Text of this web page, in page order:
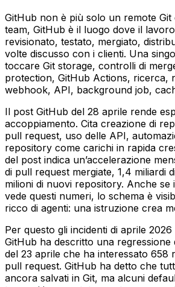
GitHub non è più solo un remote Git
team, GitHub è il luogo dove il
revisionato, testato, mergiato,
volte discusso con i clienti. Una
toccare Git storage, controlli di
protection, GitHub Actions, ricerca,
webhook, API, background job,
Il post GitHub del 28 aprile rende
accoppiamento. Cita creazione di
pull request, uso delle API,
repository come carichi in rapida
del post indica un’accelerazione
di pull request mergiate, 1,4 miliardi
milioni di nuovi repository. Anche se
vede questi numeri, lo schema è
ricco di agenti: una istruzione crea
Per questo gli incidenti di aprile
GitHub ha descritto una regressione
del 23 aprile che ha interessato 658
pull request. GitHub ha detto che
ancora salvati in Git, ma alcuni